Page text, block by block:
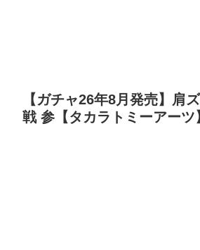
【ガチャ26年8月発売】肩
戦 参【タカラトミーアーツ